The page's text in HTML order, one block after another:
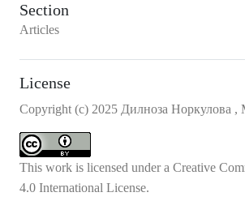
Section
Articles
License
Copyright (c) 2025 Дилноза Норкулова ,
This work is licensed under a Creative
4.0 International License.